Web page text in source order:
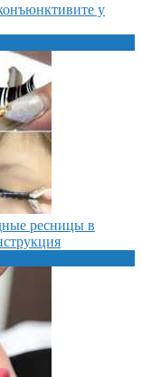
у
ресницы в